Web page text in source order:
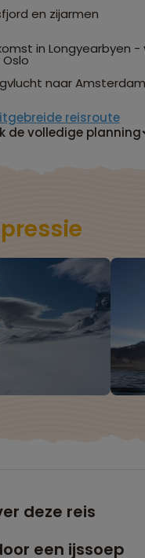
en zijarmen
in Longyearbyen -
naar Amsterdam
reisroute
de volledige planning
deze reis
een ijssoep